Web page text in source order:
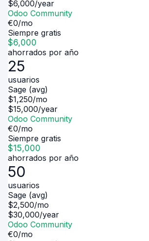
$6,000/year
Odoo Community
€0/mo
Siempre gratis
$6,000
ahorrados por año
25
usuarios
Sage (avg)
$1,250/mo
$15,000/year
Odoo Community
€0/mo
Siempre gratis
$15,000
ahorrados por año
50
usuarios
Sage (avg)
$2,500/mo
$30,000/year
Odoo Community
€0/mo